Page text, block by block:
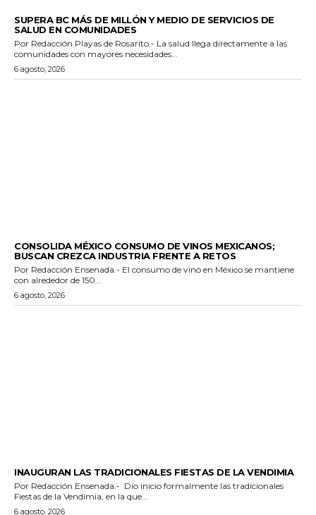
SUPERA BC MÁS DE MILLÓN Y MEDIO DE SERVICIOS DE
SALUD EN COMUNIDADES
Por Redacción Playas de Rosarito.- La salud llega directamente a las
comunidades con mayores necesidades...
6 agosto, 2026
CONSOLIDA MÉXICO CONSUMO DE VINOS MEXICANOS;
BUSCAN CREZCA INDUSTRIA FRENTE A RETOS
Por Redacción Ensenada.- El consumo de vino en México se mantiene
con alrededor de 150...
6 agosto, 2026
INAUGURAN LAS TRADICIONALES FIESTAS DE LA VENDIMIA
Por Redacción Ensenada.- Dio inicio formalmente las tradicionales
Fiestas de la Vendimia, en la que...
6 agosto, 2026